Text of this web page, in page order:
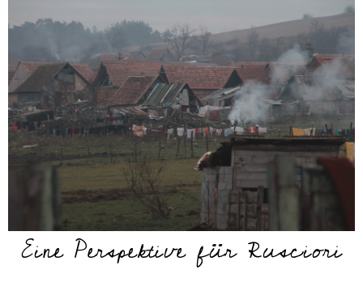
Eine Perspektive für Rusciori